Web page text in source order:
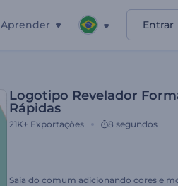
Aprender Entrar
Logotipo Revelador
Rápidas
21K+ Exportações 8 segundos
Saia do comum adicionando cores e